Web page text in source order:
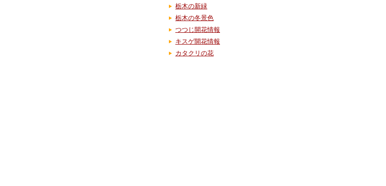
栃木の新緑
栃木の冬景色
つつじ開花情報
キスゲ開花情報
カタクリの花